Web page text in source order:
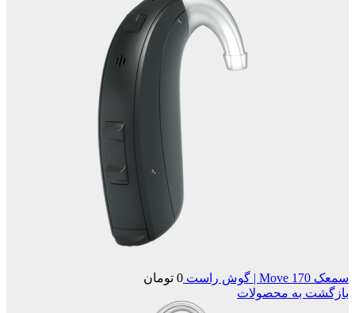
سمعک Move 170 | گوش راست 0 تومان
بازگشت به محصولات